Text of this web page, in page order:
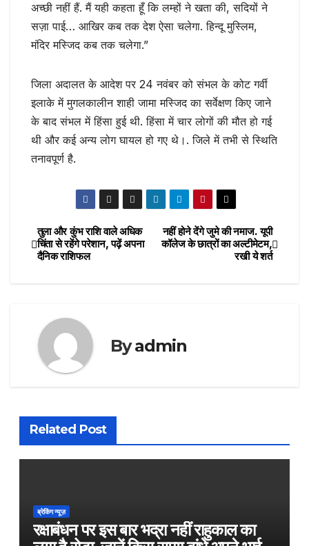
अच्छी नहीं हैं. मैं यही कहता हूँ कि लम्हों ने खता की, सदियों ने
सज़ा पाई… आखिर कब तक देश ऐसा चलेगा. हिन्दू मुस्लिम,
मंदिर मस्जिद कब तक चलेगा.”
जिला अदालत के आदेश पर 24 नवंबर को संभल के कोट गर्वी
इलाके में मुगलकालीन शाही जामा मस्जिद का सर्वेक्षण किए जाने
के बाद संभल में हिंसा हुई थी. हिंसा में चार लोगों की मौत हो गई
थी और कई अन्य लोग घायल हो गए थे।. जिले में तभी से स्थिति
तनावपूर्ण है.
Post
navigation
नहीं होने देंगे जुमे की नमाज. यूपी
कॉलेज के छात्रों का अल्टीमेटम,
रखी ये शर्त
तुला और कुंभ राशि वाले अधिक
चिंता से रहेंगे परेशान, पढ़ें अपना
दैनिक राशिफल
Byadmin
Related Post
ब्रेकिंग न्यूज़
रक्षाबंधन पर इस बार भद्रा नहीं राहुकाल का